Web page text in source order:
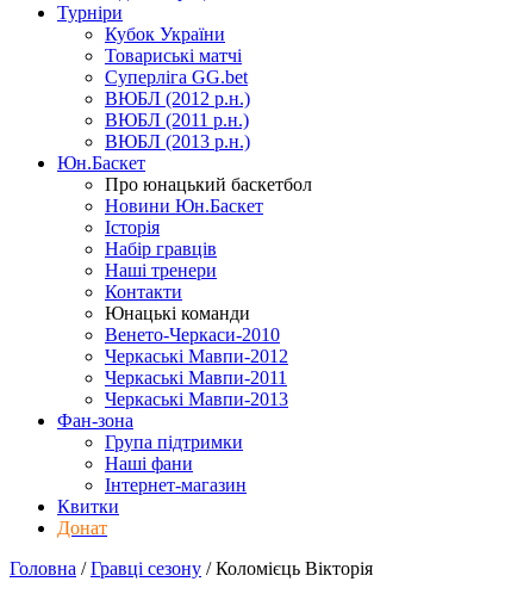
Турніри
Кубок України
Товариські матчі
Суперліга GG.bet
ВЮБЛ (2012 р.н.)
ВЮБЛ (2011 р.н.)
ВЮБЛ (2013 р.н.)
Юн.Баскет
Про юнацький баскетбол
Новини Юн.Баскет
Історія
Набір гравців
Наші тренери
Контакти
Юнацькі команди
Венето-Черкаси-2010
Черкаські Мавпи-2012
Черкаські Мавпи-2011
Черкаські Мавпи-2013
Фан-зона
Група підтримки
Наші фани
Інтернет-магазин
Квитки
Донат
Головна /Гравці сезону /Коломієць Вікторія